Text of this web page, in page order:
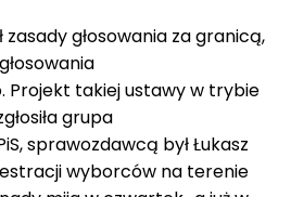
zasady głosowania za granicą,
Projekt takiej ustawy w trybie
grupa
sprawozdawcą był Łukasz
wyborców na terenie